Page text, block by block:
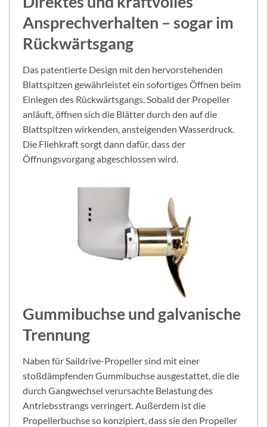
Ansprechverhalten – sogar im
Rückwärtsgang
Das patentierte Design mit den hervorstehenden
Blattspitzen gewährleistet ein sofortiges Öffnen beim
Einlegen des Rückwärtsgangs. Sobald der Propeller
anläuft, öffnen sich die Blätter durch den auf die
Blattspitzen wirkenden, ansteigenden Wasserdruck.
Die Fliehkraft sorgt dann dafür, dass der
Öffnungsvorgang abgeschlossen wird.
Gummibuchse und galvanische
Trennung
Naben für Saildrive-Propeller sind mit einer
stoßdämpfenden Gummibuchse ausgestattet, die die
durch Gangwechsel verursachte Belastung des
Antriebsstrangs verringert. Außerdem ist die
Propellerbuchse so konzipiert, dass sie den Propeller